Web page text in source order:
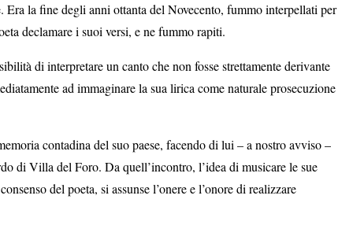
la fine degli anni ottanta del Novecento, fummo interpellati per
declamare i suoi versi, e ne fummo rapiti.
di interpretare un canto che non fosse strettamente derivante
ad immaginare la sua lirica come naturale prosecuzione
contadina del suo paese, facendo di lui – a nostro avviso –
di Villa del Foro. Da quell’incontro, l’idea di musicare le sue
del poeta, si assunse l’onere e l’onore di realizzare